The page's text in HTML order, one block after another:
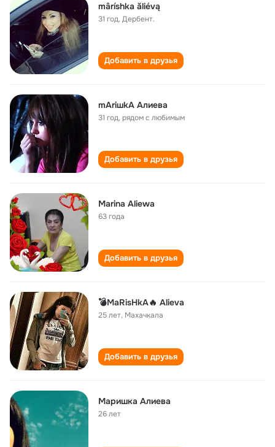
mâríshka ăliévą
31 год,Дербент.
Добавить в друзья
mАriшkА Алиева
31 год,рядом с любимым
Добавить в друзья
Marina Aliewa
63 года
Добавить в друзья
💣MaRisHkA🔥 Alieva
25 лет, Махачкала
Добавить в друзья
Маришка Алиева
26 лет